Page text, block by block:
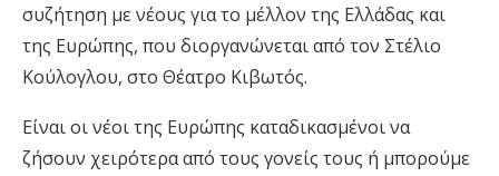
συζήτηση με νέους για το μέλλον της Ελλάδας και
της Ευρώπης, που διοργανώνεται από τον Στέλιο
Κούλογλου, στο Θέατρο Κιβωτός.
Είναι οι νέοι της Ευρώπης καταδικασμένοι να
ζήσουν χειρότερα από τους γονείς τους ή μπορούμε